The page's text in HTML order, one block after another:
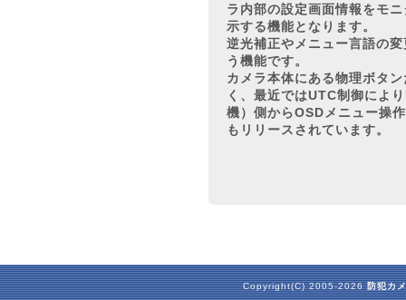
ラ内部の設定画面情報をモ
示する機能となります。
逆光補正やメニュー言語の
う機能です。
カメラ本体にある物理ボタ
く、最近ではUTC制御によ
機）側からOSDメニュー操
もリリースされています。
Copyright(C) 2005-2026防犯カ